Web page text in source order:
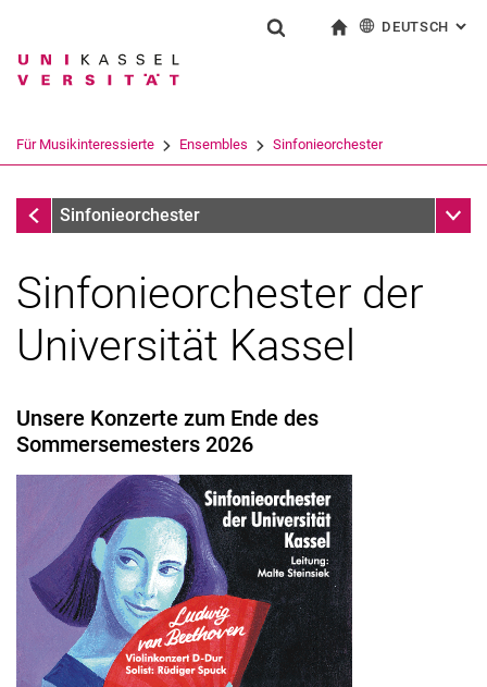
Springe direkt zu: Inhalt
Springe direkt zu: Suche
Springe direkt zu:
Suchbegriff
Suchen (öffnet externen Link in einem
DEUTSCH :
Für Musikinteressierte Ensembles Sinfonieorchester
Ensembles
Sinfonieorchester
Sinfonieorchester der
Universität Kassel
Unsere Konzerte zum Ende des
Sommersemesters 2026